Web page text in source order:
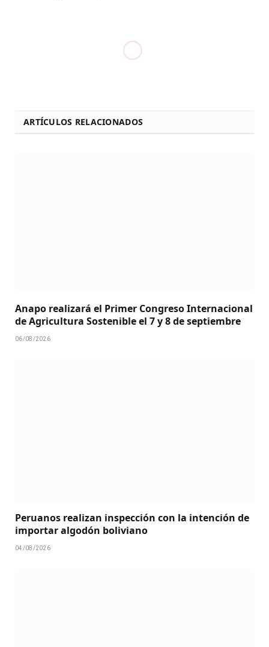
ARTÍCULOS RELACIONADOS
Anapo realizará el Primer Congreso Internacional
de Agricultura Sostenible el 7 y 8 de septiembre
06/08/2026
Peruanos realizan inspección con la intención de
importar algodón boliviano
04/08/2026